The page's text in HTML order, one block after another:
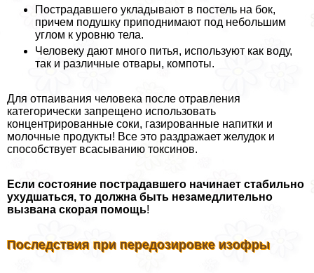
Пострадавшего укладывают в постель на бок,
причем подушку приподнимают под небольшим
углом к уровню тела.
Человеку дают много питья, используют как воду,
так и различные отвары, компоты.
Для отпаивания человека после отравления
категорически запрещено использовать
концентрированные соки, газированные напитки и
молочные продукты! Все это раздражает желудок и
способствует всасыванию токсинов.
Если состояние пострадавшего начинает стабильно
ухудшаться, то должна быть незамедлительно
вызвана скорая помощь!
Последствия при передозировке изофры